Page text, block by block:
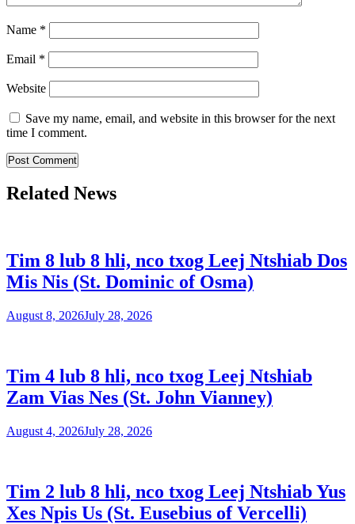
Name *
Email *
Website
Save my name, email, and website in this browser for the next
time I comment.
Related News
Tim 8 lub 8 hli, nco txog Leej Ntshiab Dos
Mis Nis (St. Dominic of Osma)
August 8, 2026July 28, 2026
Tim 4 lub 8 hli, nco txog Leej Ntshiab
Zam Vias Nes (St. John Vianney)
August 4, 2026July 28, 2026
Tim 2 lub 8 hli, nco txog Leej Ntshiab Yus
Xes Npis Us (St. Eusebius of Vercelli)